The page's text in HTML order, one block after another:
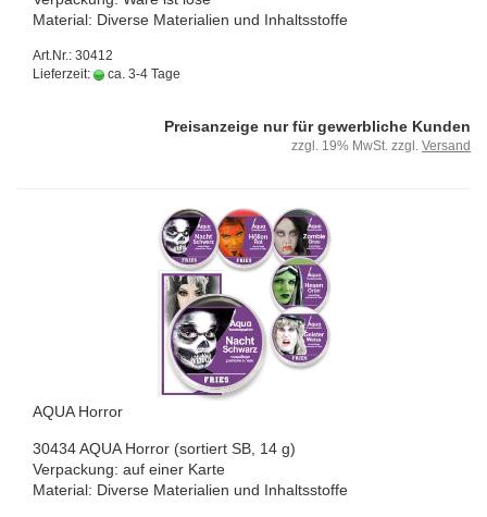
Ma­te­ri­al: Di­ver­se Ma­te­ria­li­en und In­halts­stof­fe
Art.Nr.: 30412
Lieferzeit:
ca. 3-4 Tage
Preisanzeige nur für gewerbliche Kunden
zzgl. 19% MwSt. zzgl. Versand
AQUA Hor­ror
30434 AQUA Hor­ror (sor­tiert SB, 14 g)
Ver­pa­ckung: auf einer Karte
Ma­te­ri­al: Di­ver­se Ma­te­ria­li­en und In­halts­stof­fe